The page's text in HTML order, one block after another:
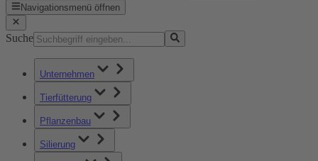
Navigationsmenü öffnen
Suche
Unternehmen
Tierfütterung
Pflanzenbau
Silierung